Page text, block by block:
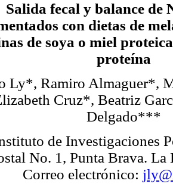
Salida fecal y balance de
con dietas de
de soya o miel
proteína
Ly*, Ramiro Almaguer*,
Cruz*, Beatriz
Delgado***
de Investigaciones
No. 1, Punta Brava. La
Correo electrónico: